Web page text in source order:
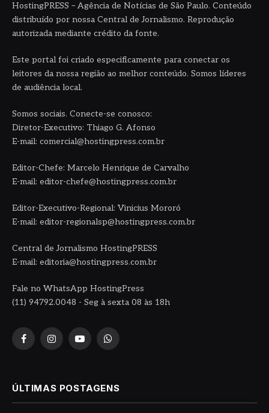
HostingPRESS – Agência de Notícias de São Paulo. Conteúdo
distribuído por nossa Central de Jornalismo. Reprodução
autorizada mediante crédito da fonte.
Este portal foi criado especificamente para conectar os
leitores da nossa região ao melhor conteúdo. Somos líderes
de audiência local.
Somos sociais. Conecte-se conosco:
Diretor-Executivo: Thiago G. Afonso
E-mail: comercial@hostingpress.com.br
Editor-Chefe: Marcelo Henrique de Carvalho
E-mail: editor-chefe@hostingpress.com.br
Editor-Executivo-Regional: Vinicius Mororó
E-mail: editor-regionalsp@hostingpress.com.br
Central de Jornalismo HostingPRESS
E-mail: editoria@hostingpress.com.br
Fale no WhatsApp HostingPress
(11) 94792.0048 - Seg à sexta 08 às 18h
FacebookInstagramYouTubeWhatsApp
ÚLTIMAS POSTAGENS